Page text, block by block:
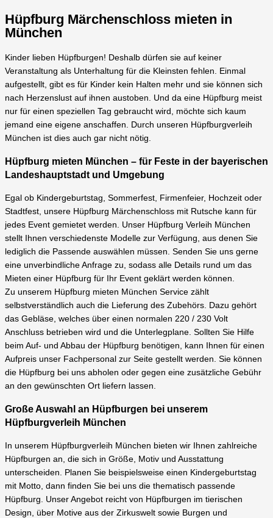
Hüpfburg Märchenschloss mieten in
München
Kinder lieben Hüpfburgen! Deshalb dürfen sie auf keiner
Veranstaltung als Unterhaltung für die Kleinsten fehlen. Einmal
aufgestellt, gibt es für Kinder kein Halten mehr und sie können sich
nach Herzenslust auf ihnen austoben. Und da eine Hüpfburg meist
nur für einen speziellen Tag gebraucht wird, möchte sich kaum
jemand eine eigene anschaffen. Durch unseren Hüpfburgverleih
München ist dies auch gar nicht nötig.
Hüpfburg mieten München – für Feste in der bayerischen
Landeshauptstadt und Umgebung
Egal ob Kindergeburtstag, Sommerfest, Firmenfeier, Hochzeit oder
Stadtfest, unsere Hüpfburg Märchenschloss mit Rutsche kann für
jedes Event gemietet werden. Unser Hüpfburg Verleih München
stellt Ihnen verschiedenste Modelle zur Verfügung, aus denen Sie
lediglich die Passende auswählen müssen. Senden Sie uns gerne
eine unverbindliche Anfrage zu, sodass alle Details rund um das
Mieten einer Hüpfburg für Ihr Event geklärt werden können.
Zu unserem Hüpfburg mieten München Service zählt
selbstverständlich auch die Lieferung des Zubehörs. Dazu gehört
das Gebläse, welches über einen normalen 220 / 230 Volt
Anschluss betrieben wird und die Unterlegplane. Sollten Sie Hilfe
beim Auf- und Abbau der Hüpfburg benötigen, kann Ihnen für einen
Aufpreis unser Fachpersonal zur Seite gestellt werden. Sie können
die Hüpfburg bei uns abholen oder gegen eine zusätzliche Gebühr
an den gewünschten Ort liefern lassen.
Große Auswahl an Hüpfburgen bei unserem
Hüpfburgverleih München
In unserem Hüpfburgverleih München bieten wir Ihnen zahlreiche
Hüpfburgen an, die sich in Größe, Motiv und Ausstattung
unterscheiden. Planen Sie beispielsweise einen Kindergeburtstag
mit Motto, dann finden Sie bei uns die thematisch passende
Hüpfburg. Unser Angebot reicht von Hüpfburgen im tierischen
Design, über Motive aus der Zirkuswelt sowie Burgen und